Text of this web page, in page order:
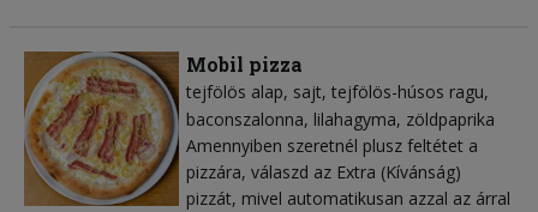
Mobil pizza
tejfölös alap sajt tejfölös-húsos ragu
baconszalonna lilahagyma zöldpaprika
Amennyiben szeretnél plusz feltétet a
pizzára, válaszd az Extra (Kívánság)
pizzát, mivel automatikusan azzal az árral